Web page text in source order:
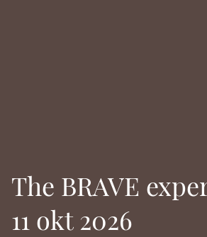
The BRAVE
11 okt 2026